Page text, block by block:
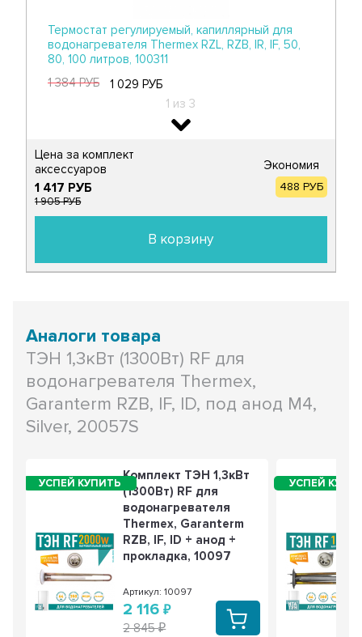
319 РУБ
237 РУБ
2 из 2
Термостат регулируемый, капиллярный для
водонагревателя Thermex RZL, RZB, IR, IF, 50,
80, 100 литров, 100311
1 384 РУБ
1 029 РУБ
1 из 3
Терморегулятор защитный для
водонагревателя Thermex, Ariston, Electrolux
20А до 95°С капиллярный ручной возврат,
100316
Терморегулятор для водонагревателя
Thermex, Ariston, Electrolux KSD302, 10A 77°С
168 РУБ
3 из 3
​Цена за комплект
аксессуаров​
1 417 РУБ
1 905 РУБ
Экономия
488 РУБ
В корзину
Аналоги товара
ТЭН 1,3кВт (1300Вт) RF для
водонагревателя Thermex,
Garanterm RZB, IF, ID, под анод М4,
Silver, 20057S
Комплект ТЭН 1,3кВт
(1300Вт) RF для
водонагревателя
Thermex, Garanterm
RZB, IF, ID + анод +
прокладка, 10097
Артикул: 10097
2 116
2 845